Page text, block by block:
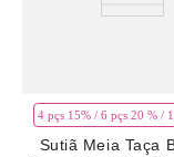
4 pçs 15% / 6 pçs 20 % /
Sutiã Meia Taça